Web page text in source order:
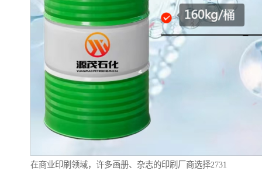
在商业印刷领域，许多画册、杂志的印刷厂商选择2731